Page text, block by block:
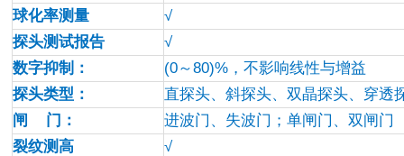
球化率测量
√
探头测试报告
√
数字抑制：
(0～80)%，不影响线性与增益
探头类型：
直探头、斜探头、双晶探头、穿透
闸 门：
进波门、失波门；单闸门、双闸门
裂纹测高
√